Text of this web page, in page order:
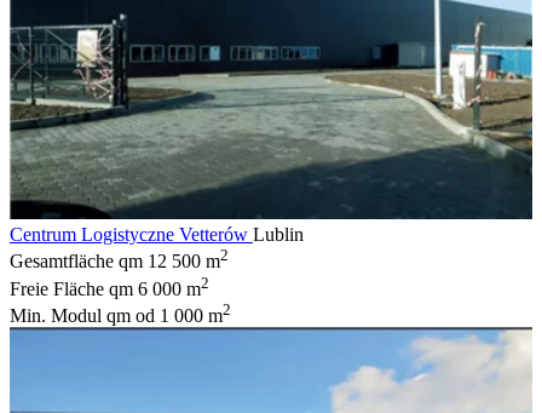
Centrum Logistyczne Vetterów Lublin
Gesamtfläche qm 12 500 m2
Freie Fläche qm 6 000 m2
Min. Modul qm od 1 000 m2